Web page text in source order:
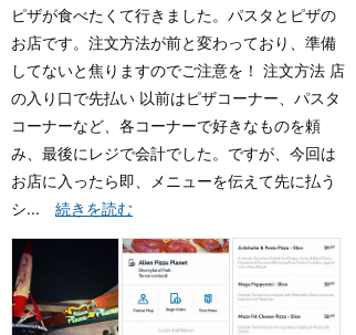
ピザが食べたくて行きました。パスタとピザの
お店です。注文方法が前と変わっており、準備
してないと焦りますのでご注意を！ 注文方法 店
の入り口で先払い 以前はピザコーナー、パスタ
コーナーなど、各コーナーで好きなものを頼
み、最後にレジで会計でした。ですが、今回は
お店に入ったら即、メニューを伝えて先に払う
シ... 続きを読む